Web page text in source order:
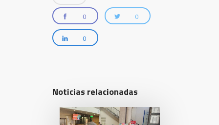
0 0
0
Noticias relacionadas